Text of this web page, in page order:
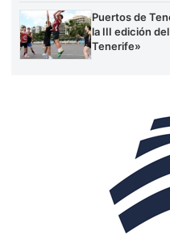
Puertos de
la III edición
Tenerife»